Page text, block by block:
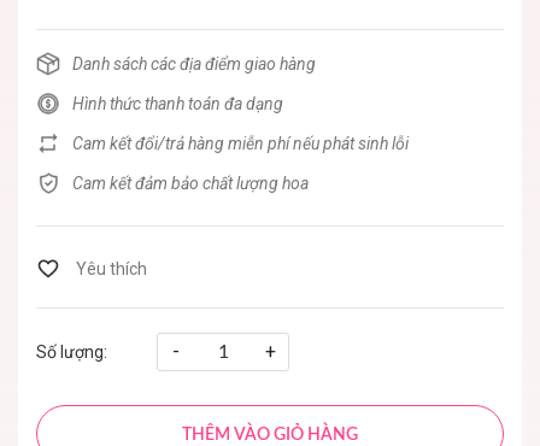
Danh sách các địa điểm giao hàng
Hình thức thanh toán đa dạng
Cam kết đổi/trả hàng miễn phí nếu phát sinh lỗi
Cam kết đảm bảo chất lượng hoa
Số lượng: - +
THÊM VÀO GIỎ HÀNG